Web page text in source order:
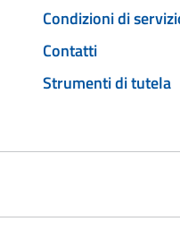
Condizioni di
Contatti
Strumenti di tutela